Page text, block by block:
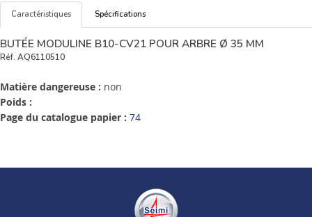
Caractéristiques Spécifications
BUTÉE MODULINE B10-CV21 POUR ARBRE Ø 35 MM
Réf. AQ6110510
Matière dangereuse : non
Poids :
Page du catalogue papier : 74